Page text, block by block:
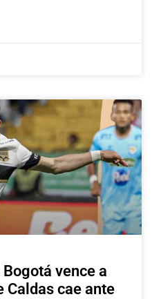
vence a
Caldas cae ante